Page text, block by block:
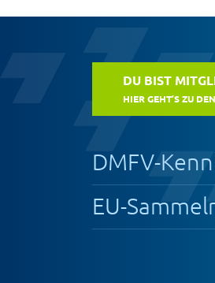
DU BIST
HIER GEHT’S ZU
DMFV-
EU-